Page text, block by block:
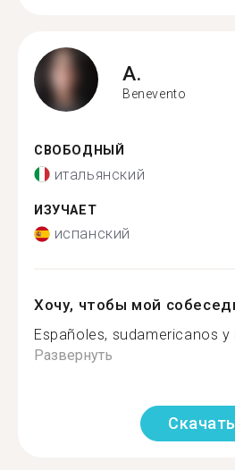
A.
Benevento
СВОБОДНЫЙ
итальянский
ИЗУЧАЕТ
испанский
Хочу, чтобы мой
Españoles, sudamericanos y
Развернуть